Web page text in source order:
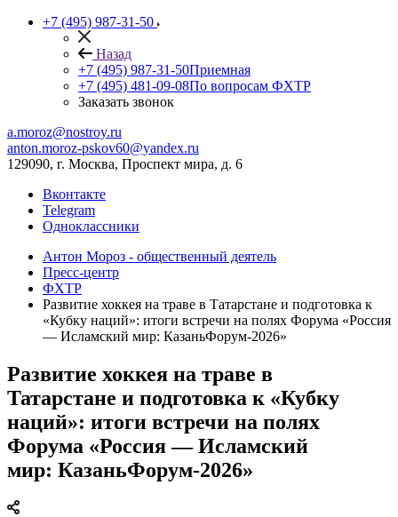
+7 (495) 987-31-50
Назад
+7 (495) 987-31-50Приемная
+7 (495) 481-09-08По вопросам ФХТР
Заказать звонок
a.moroz@nostroy.ru
anton.moroz-pskov60@yandex.ru
129090, г. Москва, Проспект мира, д. 6
Вконтакте
Telegram
Одноклассники
Антон Мороз - общественный деятель
Пресс-центр
ФХТР
Развитие хоккея на траве в Татарстане и подготовка к
«Кубку наций»: итоги встречи на полях Форума «Россия
— Исламский мир: КазаньФорум-2026»
Развитие хоккея на траве в
Татарстане и подготовка к «Кубку
наций»: итоги встречи на полях
Форума «Россия — Исламский
мир: КазаньФорум-2026»